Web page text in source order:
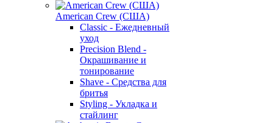
American Crew (США)
Classic - Ежедневный
уход
Precision Blend -
Окрашивание и
тонирование
Shave - Средства для
бритья
Styling - Укладка и
стайлинг